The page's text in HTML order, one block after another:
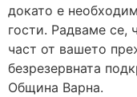
докато е
гости. Радваме се,
част от вашето
безрезервната
Община Варна.